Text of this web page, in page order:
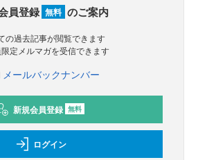
員登録 無料 のご案内
の過去記事が閲覧できます
限定メルマガを受信できます
メールバックナンバー
新規会員登録 無料
ログイン